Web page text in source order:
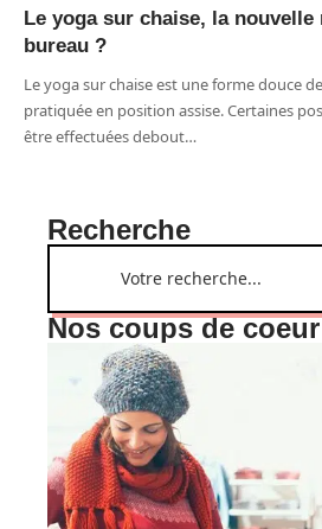
Le yoga sur chaise, la
bureau ?
Le yoga sur chaise est une forme douce
pratiquée en position assise. Certaines
être effectuées debout…
Recherche
Nos coups de coeur